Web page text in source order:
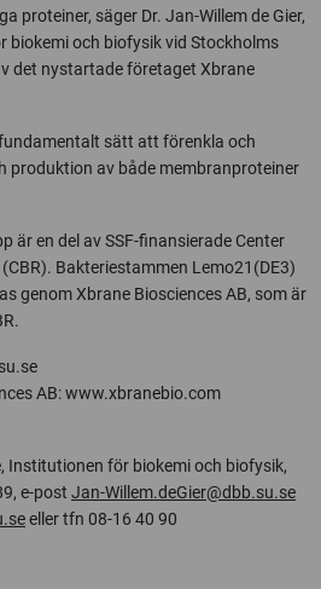
proteiner, säger Dr. Jan-Willem de Gier,
biokemi och biofysik vid Stockholms
det nystartade företaget Xbrane
sätt att förenkla och
produktion av både membranproteiner
är en del av SSF-finansierade Center
Bakteriestammen Lemo21(DE3)
genom Xbrane Biosciences AB, som är
AB: www.xbranebio.com
Institutionen för biokemi och biofysik,
e-post Jan-Willem.deGier@dbb.su.se
eller tfn 08-16 40 90